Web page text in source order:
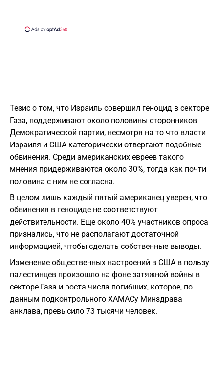
Тезис о том, что Израиль совершил геноцид в секторе
Газа, поддерживают около половины сторонников
Демократической партии, несмотря на то что власти
Израиля и США категорически отвергают подобные
обвинения. Среди американских евреев такого
мнения придерживаются около 30%, тогда как почти
половина с ним не согласна.
В целом лишь каждый пятый американец уверен, что
обвинения в геноциде не соответствуют
действительности. Еще около 40% участников опроса
признались, что не располагают достаточной
информацией, чтобы сделать собственные выводы.
Изменение общественных настроений в США в пользу
палестинцев произошло на фоне затяжной войны в
секторе Газа и роста числа погибших, которое, по
данным подконтрольного ХАМАСу Минздрава
анклава, превысило 73 тысячи человек.